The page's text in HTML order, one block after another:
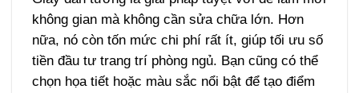
không gian mà không cần sửa chữa lớn. Hơn
nữa, nó còn tốn mức chi phí rất ít, giúp tối ưu số
tiền đầu tư trang trí phòng ngủ. Bạn cũng có thể
chọn họa tiết hoặc màu sắc nổi bật để tạo điểm